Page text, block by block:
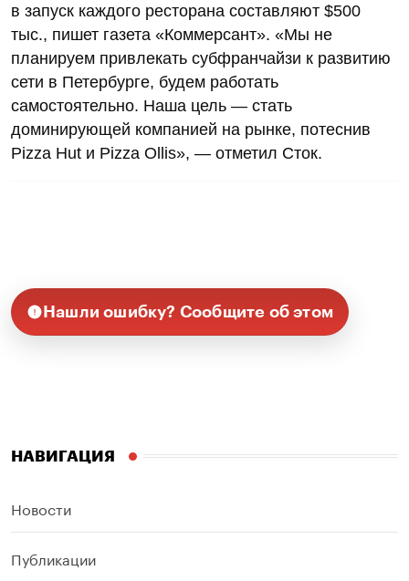
в запуск каждого ресторана составляют $500
тыс., пишет газета «Коммерсант». «Мы не
планируем привлекать субфранчайзи к развитию
сети в Петербурге, будем работать
самостоятельно. Наша цель — стать
доминирующей компанией на рынке, потеснив
Pizza Hut и Pizza Ollis», — отметил Сток.
Нашли ошибку? Сообщите об этом
НАВИГАЦИЯ
Новости
Публикации